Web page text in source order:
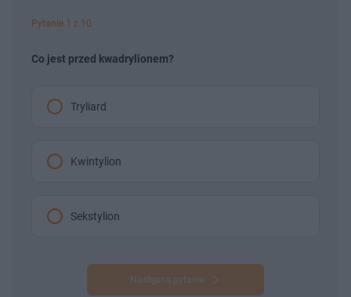
Pytanie 1 z 10
Co jest przed kwadrylionem?
Tryliard
Kwintylion
Sekstylion
Następne pytanie